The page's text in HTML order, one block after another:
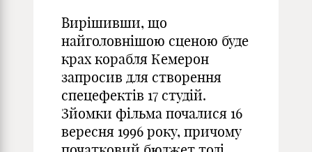
Вирішивши, що
найголовнішою сценою буде
крах корабля Кемерон
запросив для створення
спецефектів 17 студій.
Зйомки фільма почалися 16
вересня 1996 року, причому